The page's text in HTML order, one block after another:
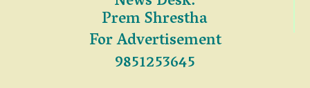
Prem Shrestha
For Advertisement
9851253645